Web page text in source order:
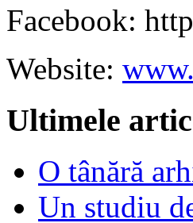
Facebook:
Website:
Ultimele
O tânără
Un studiu